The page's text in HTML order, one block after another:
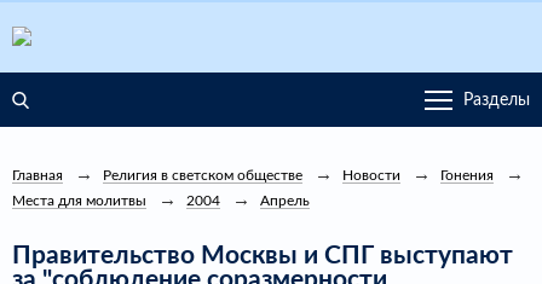
Разделы
Главная Религия в светском обществе Новости
Гонения
Места для молитвы
2004 Апрель
Правительство Москвы и СПГ выступают